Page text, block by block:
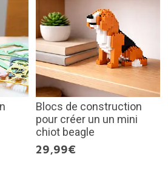
Blocs de construction
pour créer un un mini
chiot beagle
29,99€